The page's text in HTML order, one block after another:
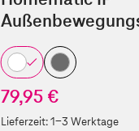
79,95 €
Lieferzeit:1-3 Werktage